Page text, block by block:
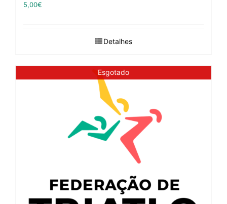
5,00€
Detalhes
Esgotado